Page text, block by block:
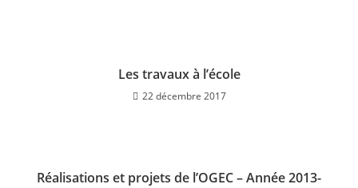
Les travaux à l’école
22 décembre 2017
Réalisations et projets de l’OGEC – Année 2013-